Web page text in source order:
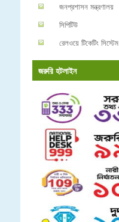
জনপ্রশাসন মন্ত্রণালয়
সিপিটিউ
রেলওয়ে টিকেটিং সিস্টেম
জরুরি হটলাইন